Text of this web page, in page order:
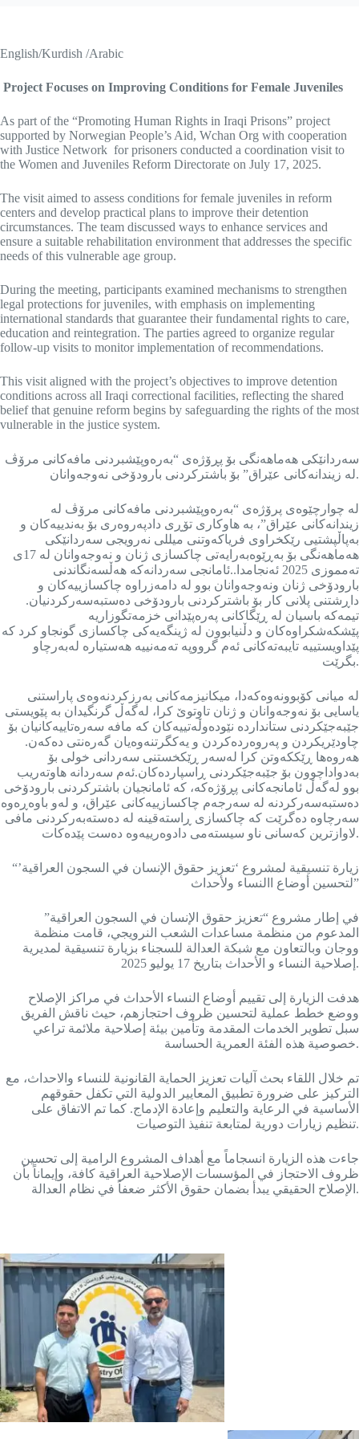
English/Kurdish /Arabic
Project Focuses on Improving Conditions for Female Juveniles
As part of the “Promoting Human Rights in Iraqi Prisons” project
supported by Norwegian People’s Aid, Wchan Org with cooperation
with Justice Network for prisoners conducted a coordination visit to
the Women and Juveniles Reform Directorate on July 17, 2025.
The visit aimed to assess conditions for female juveniles in reform
centers and develop practical plans to improve their detention
circumstances. The team discussed ways to enhance services and
ensure a suitable rehabilitation environment that addresses the specific
needs of this vulnerable age group.
During the meeting, participants examined mechanisms to strengthen
legal protections for juveniles, with emphasis on implementing
international standards that guarantee their fundamental rights to care,
education and reintegration. The parties agreed to organize regular
follow-up visits to monitor implementation of recommendations.
This visit aligned with the project’s objectives to improve detention
conditions across all Iraqi correctional facilities, reflecting the shared
belief that genuine reform begins by safeguarding the rights of the most
vulnerable in the justice system.
سەردانێکی هەماهەنگی بۆ پڕۆژەی “بەرەوپێشبردنی مافەکانی مرۆڤ
لە زیندانەکانی عێراق” بۆ باشترکردنی بارودۆخی نەوجەوانان.
لە چوارچێوەی پرۆژەی “بەرەوپێشبردنی مافەکانی مرۆڤ لە
زیندانەکانی عێراق”، بە هاوکاری تۆڕی دادپەروەری بۆ بەندییەکان و
بەپاڵپشتیی رێکخراوی فریاکەوتنی میللی نەرویجی سەردانێکی
هەماهەنگی بۆ بەڕێوەبەرایەتی چاکسازی ژنان و نەوجەوانان لە 17ی
تەمموزی 2025 ئەنجامدا..ئامانجی سەردانەکە هەڵسەنگاندنی
بارودۆخی ژنان ونەوجەوانان بوو لە دامەزراوە چاکسازییەکان و
داڕشتنی پلانی کار بۆ باشترکردنی بارودۆخی دەستبەسەرکردنیان.
تیمەکە باسیان لە ڕێگاکانی پەرەپێدانی خزمەتگوزاریە
پێشکەشکراوەکان و دڵنیابوون لە ژینگەیەکی چاکسازی گونجاو کرد کە
پێداویستییە تایبەتەکانی ئەم گرووپە تەمەنییە هەستیارە لەبەرچاو
بگرێت.
لە میانی کۆبوونەوەکەدا، میکانیزمەکانی بەرزکردنەوەی پاراستنی
یاسایی بۆ نەوجەوانان و ژنان تاوتوێ کرا، لەگەڵ گرنگیدان بە پێویستی
جێبەجێکردنی ستانداردە نێودەوڵەتییەکان کە مافە سەرەتاییەکانیان بۆ
چاودێریکردن و پەروەردەکردن و یەکگرتنەوەیان گەرەنتی دەکەن.
هەروەها ڕێککەوتن کرا لەسەر ڕێکخستنی سەردانی خولی بۆ
بەدواداچوون بۆ جێبەجێکردنی ڕاسپاردەکان.ئەم سەردانە هاوتەریب
بوو لەگەڵ ئامانجەکانی پڕۆژەکە، کە ئامانجیان باشترکردنی بارودۆخی
دەستبەسەرکردنە لە سەرجەم چاکسازییەکانی عێراق، و لەو باوەڕەوە
سەرچاوە دەگرێت کە چاکسازی ڕاستەقینە لە دەستەبەرکردنی مافی
لاوازترین کەسانی ناو سیستەمی دادوەرییەوە دەست پێدەکات.
“زيارة تنسيقية لمشروع ‘تعزيز حقوق الإنسان في السجون العراقية’
لتحسين أوضاع االنساء ولأحداث”
في إطار مشروع “تعزيز حقوق الإنسان في السجون العراقية”
المدعوم من منظمة مساعدات الشعب النرويجي، قامت منظمة
ووجان وبالتعاون مع شبكة العدالة للسجناء بزيارة تنسيقية لمديرية
إصلاحية النساء و الأحداث بتاريخ 17 يوليو 2025.
هدفت الزيارة إلى تقييم أوضاع النساء الأحداث في مراكز الإصلاح
ووضع خطط عملية لتحسين ظروف احتجازهم، حيث ناقش الفريق
سبل تطوير الخدمات المقدمة وتأمين بيئة إصلاحية ملائمة تراعي
خصوصية هذه الفئة العمرية الحساسة.
تم خلال اللقاء بحث آليات تعزيز الحماية القانونية للنساء والاحداث، مع
التركيز على ضرورة تطبيق المعايير الدولية التي تكفل حقوقهم
الأساسية في الرعاية والتعليم وإعادة الإدماج. كما تم الاتفاق على
تنظيم زيارات دورية لمتابعة تنفيذ التوصيات.
جاءت هذه الزيارة انسجاماً مع أهداف المشروع الرامية إلى تحسين
ظروف الاحتجاز في المؤسسات الإصلاحية العراقية كافة، وإيماناً بأن
الإصلاح الحقيقي يبدأ بضمان حقوق الأكثر ضعفاً في نظام العدالة.